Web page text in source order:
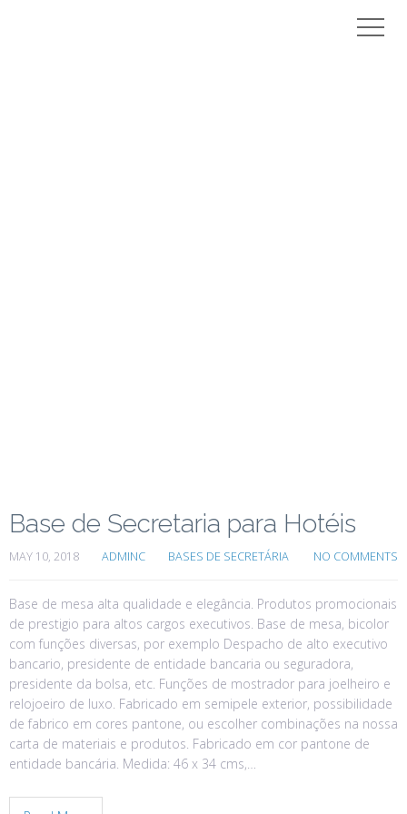
Base de Secretaria para Hotéis
MAY 10, 2018 ADMINC BASES DE SECRETÁRIA NO COMMENTS
Base de mesa alta qualidade e elegância. Produtos promocionais
de prestigio para altos cargos executivos. Base de mesa, bicolor
com funções diversas, por exemplo Despacho de alto executivo
bancario, presidente de entidade bancaria ou seguradora,
presidente da bolsa, etc. Funções de mostrador para joelheiro e
relojoeiro de luxo. Fabricado em semipele exterior, possibilidade
de fabrico em cores pantone, ou escolher combinações na nossa
carta de materiais e produtos. Fabricado em cor pantone de
entidade bancária. Medida: 46 x 34 cms,…